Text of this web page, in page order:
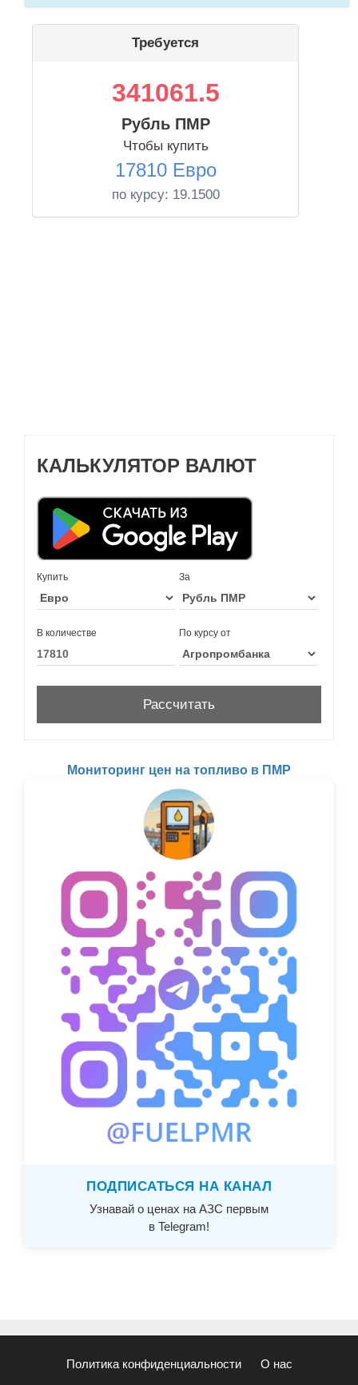
Требуется
341061.5
Рубль ПМР
Чтобы купить
17810 Евро
по курсу: 19.1500
КАЛЬКУЛЯТОР ВАЛЮТ
Купить За
В количестве По курсу от
Мониторинг цен на топливо в ПМР
ПОДПИСАТЬСЯ НА КАНАЛ
Узнавай о ценах на АЗС первым
в Telegram!
Политика конфиденциальности О нас